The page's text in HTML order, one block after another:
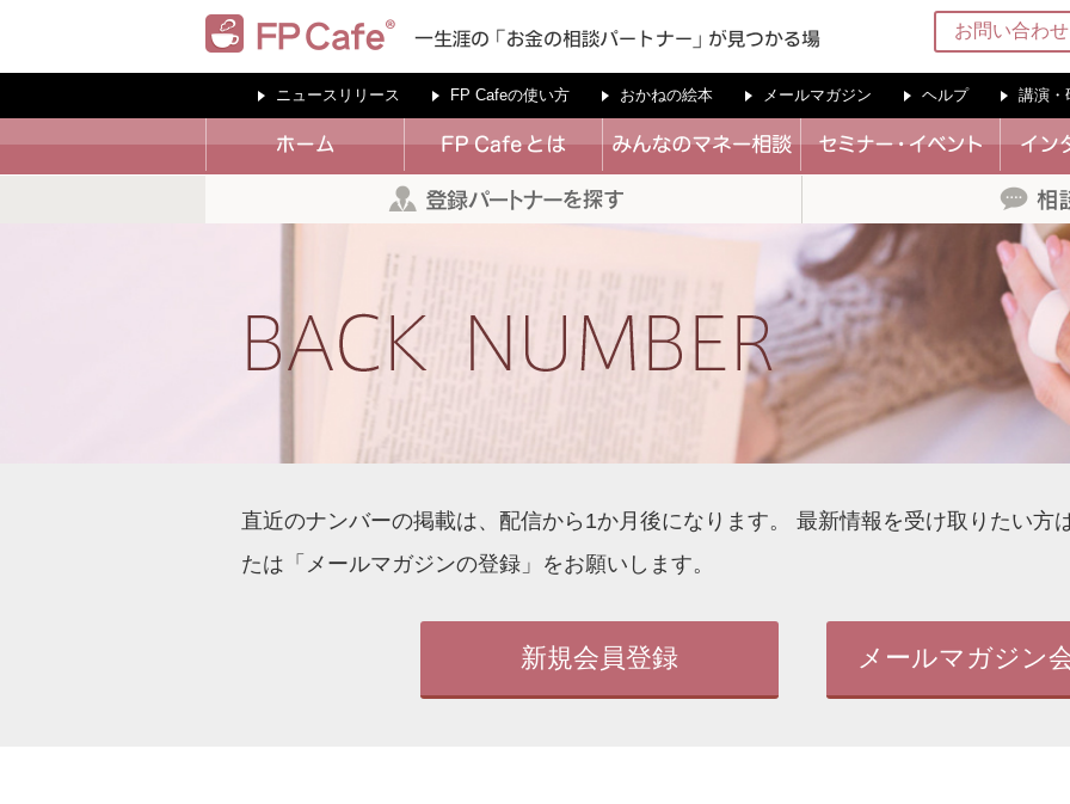
お問い合わせ
ニュースリリース FP Cafeの使い方 おかねの絵本 メールマガジン ヘルプ 講演・
直近のナンバーの掲載は、配信から1か月後になります。
最新情報を受け取りたい方
たは「メールマガジンの登録」をお願いします。
新規会員登録 メールマガジン